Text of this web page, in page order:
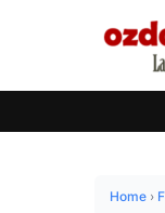
Home ›